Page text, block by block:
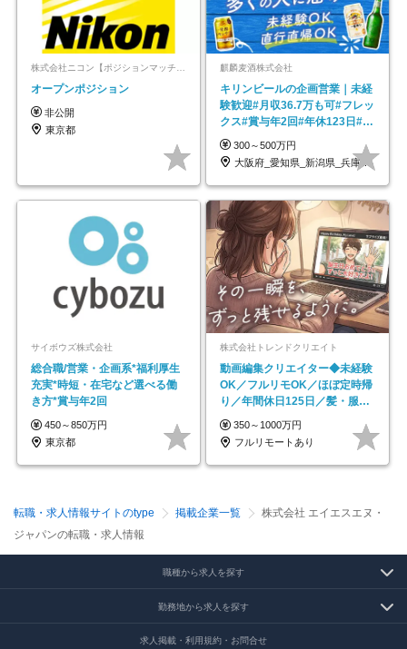
オープンポジション
非公開
東京都
麒麟麦酒株式会社
キリンビールの企画営業｜未経
験歓迎#月収36.7万も可#フレッ
クス#賞与年2回#年休123日#完
全週休2日制
300～500万円
大阪府_愛知県_新潟県_兵庫県_福岡県
サイボウズ株式会社
総合職/営業・企画系*福利厚生
充実*時短・在宅など選べる働
き方*賞与年2回
450～850万円
東京都
株式会社トレンドクリエイト
動画編集クリエイター◆未経験
OK／フルリモOK／ほぼ定時帰
り／年間休日125日／髪・服・
ネイル自由／副業OK
350～1000万円
フルリモートあり
転職・求人情報サイトのtype 掲載企業一覧
株式会社 エイエスエヌ・
ジャパンの転職・求人情報
職種から求人を探す
勤務地から求人を探す
求人掲載・利用規約・お問合せ